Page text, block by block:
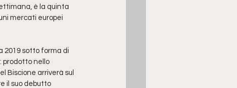
è la quinta
mercati europei
2019 sotto forma di
prodotto nello
Biscione arriverà sul
il suo debutto